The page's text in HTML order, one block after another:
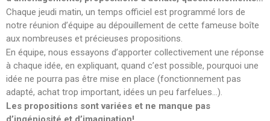
Chaque jeudi matin, un temps officiel est programmé lors de
notre réunion d’équipe au dépouillement de cette fameuse boîte
aux nombreuses et précieuses propositions.
En équipe, nous essayons d’apporter collectivement une réponse
à chaque idée, en expliquant, quand c’est possible, pourquoi une
idée ne pourra pas être mise en place (fonctionnement pas
adapté, achat trop important, idées un peu farfelues…).
Les propositions sont variées et ne manque pas